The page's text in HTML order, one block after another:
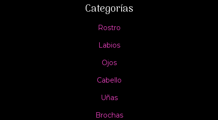
Categorías
Rostro
Labios
Ojos
Cabello
Uñas
Brochas